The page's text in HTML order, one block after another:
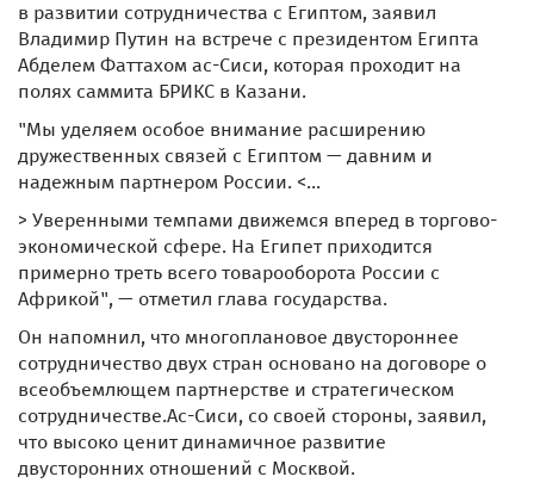
в развитии сотрудничества с Египтом, заявил
Владимир Путин на встрече с президентом Египта
Абделем Фаттахом ас-Сиси, которая проходит на
полях саммита БРИКС в Казани.
"Мы уделяем особое внимание расширению
дружественных связей с Египтом — давним и
надежным партнером России. <...
> Уверенными темпами движемся вперед в торгово-
экономической сфере. На Египет приходится
примерно треть всего товарооборота России с
Африкой", — отметил глава государства.
Он напомнил, что многоплановое двустороннее
сотрудничество двух стран основано на договоре о
всеобъемлющем партнерстве и стратегическом
сотрудничестве.Ас-Сиси, со своей стороны, заявил,
что высоко ценит динамичное развитие
двусторонних отношений с Москвой.